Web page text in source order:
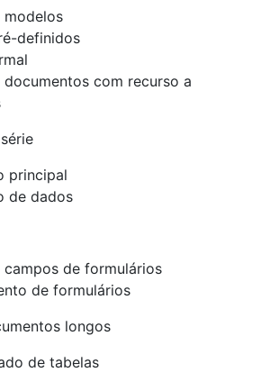
modelos
definidos
documentos com recurso a
principal
de dados
campos de formulários
de formulários
longos
de tabelas